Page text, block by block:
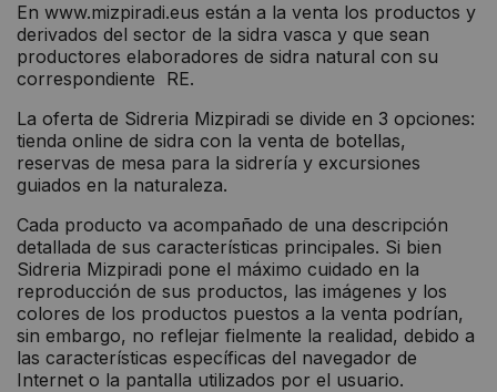
En www.mizpiradi.eus están a la venta los productos y
derivados del sector de la sidra vasca y que sean
productores elaboradores de sidra natural con su
correspondiente RE.
La oferta de Sidreria Mizpiradi se divide en 3 opciones:
tienda online de sidra con la venta de botellas,
reservas de mesa para la sidrería y excursiones
guiados en la naturaleza.
Cada producto va acompañado de una descripción
detallada de sus características principales. Si bien
Sidreria Mizpiradi pone el máximo cuidado en la
reproducción de sus productos, las imágenes y los
colores de los productos puestos a la venta podrían,
sin embargo, no reflejar fielmente la realidad, debido a
las características específicas del navegador de
Internet o la pantalla utilizados por el usuario.